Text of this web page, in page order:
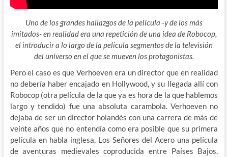
Uno de los grandes hallazgos de la película -y de los más
imitados- en realidad era una repetición de una idea de Robocop,
el introducir a lo largo de la película segmentos de la televisión
del universo en el que se mueven los protagonistas.
Pero el caso es que Verhoeven era un director que en realidad
no debería haber encajado en Hollywood, y su llegada allí con
Robocop (otra película de la que ya es hora de la que hablemos
largo y tendido) fue una absoluta carambola. Verhoeven no
dejaba de ser un director holandés con una carrera de más de
veinte años que no entendía como era posible que su primera
película en habla inglesa, Los Señores del Acero una película
de aventuras medievales coproducida entre Países Bajos,